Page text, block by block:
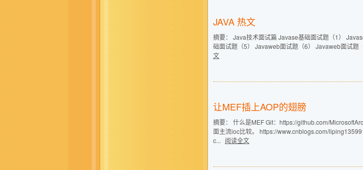
JAVA 热文
摘要： Java技术面试篇 Javase基础面试题（1）
础面试题（5） Javaweb面试题（6） Javaweb面试
文
让MEF插上AOP的翅膀
摘要： 什么是MEF Git：https://github.com/
面主流ioc比较。 https://www.cnblogs.com/
c... 阅读全文